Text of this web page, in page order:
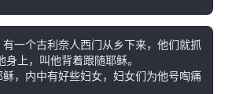
一个古利奈人西门从乡下来，他们就抓
上，叫他背着跟随耶稣。
，内中有好些妇女，妇女们为他号啕痛